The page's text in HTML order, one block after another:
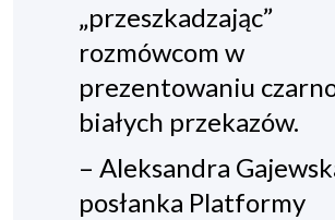
„przeszkadzając”
rozmówcom w
prezentowaniu
białych przekazów.
– Aleksandra
posłanka Platformy